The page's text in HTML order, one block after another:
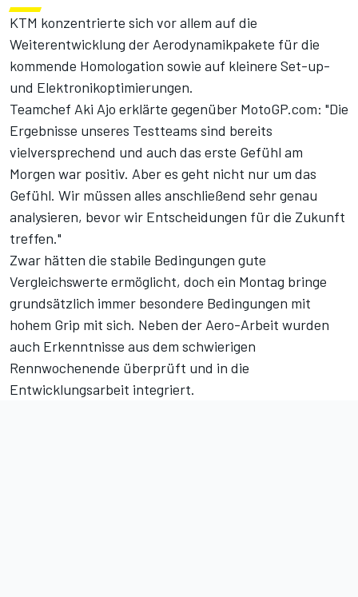
KTM konzentrierte sich vor allem auf die
Weiterentwicklung der Aerodynamikpakete für die
kommende Homologation sowie auf kleinere Set-up-
und Elektronikoptimierungen.
Teamchef Aki Ajo erklärte gegenüber MotoGP.com: "Die
Ergebnisse unseres Testteams sind bereits
vielversprechend und auch das erste Gefühl am
Morgen war positiv. Aber es geht nicht nur um das
Gefühl. Wir müssen alles anschließend sehr genau
analysieren, bevor wir Entscheidungen für die Zukunft
treffen."
Zwar hätten die stabile Bedingungen gute
Vergleichswerte ermöglicht, doch ein Montag bringe
grundsätzlich immer besondere Bedingungen mit
hohem Grip mit sich. Neben der Aero-Arbeit wurden
auch Erkenntnisse aus dem schwierigen
Rennwochenende überprüft und in die
Entwicklungsarbeit integriert.